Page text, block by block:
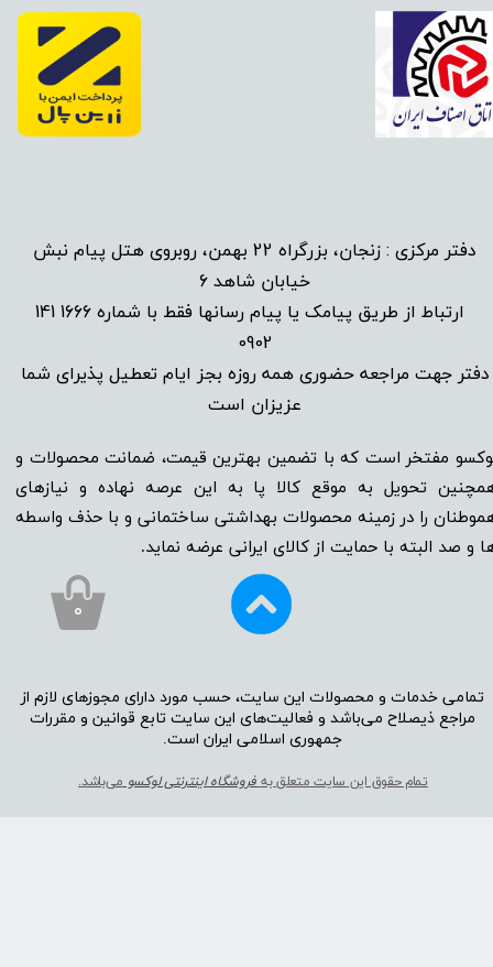
دفتر مرکزی : زنجان، بزرگراه 22 بهمن، روبروی هتل پیام نبش
خیابان شاهد 6
ارتباط از طریق پیامک یا پیام رسانها فقط با شماره
1666 141
0902
دفتر جهت مراجعه حضوری همه روزه بجز ایام تعطیل پذیرای شما
عزیزان است​​​​​​​
مفتخر است که با تضمین بهترین قیمت، ضمانت محصولات و
تحویل به موقع کالا پا به این عرصه نهاده و نیاز‌‌‌‌‌‌‌‌های
را در زمینه‌‌‌ محصولات بهداشتی ساختمانی و با حذف واسطه
و صد البته با حمایت از کالای ایرانی عرضه نماید.
تمامی خدمات و محصولات این سایت، حسب مورد دارای مجوز‌‌‌‌های لازم از
مراجع ذیصلاح می‌باشد و فعالیت‌‌‌‌های این سایت تابع قوانین و مقررات
جمهوری اسلامی ایران است.​​​​​​​
تمام حقوق این سایت متعلق بهفروشگاه اینترنتی لوکسومی‌باشد.
۰